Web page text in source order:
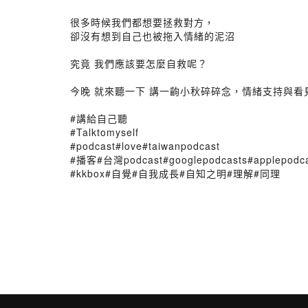
很多時候我們都想要拯救對方，⁡
卻沒有想到自己也被拖入情緒的泥沼⁡
究竟 我們應該要怎麼自救呢？⁡
今晚 就來聽一下 講一齣小秋碎碎念，情緒支持與看
#講給自己聽⁡⁡
#Talktomyself⁡⁡
#podcast#love#taiwanpodcast⁡⁡
#播客#台灣
#kkbox#自覺#自我成長#自知之明#理解#同理